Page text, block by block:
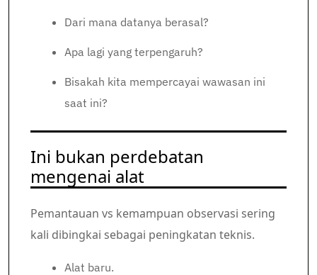
Dari mana datanya berasal?
Apa lagi yang terpengaruh?
Bisakah kita mempercayai wawasan ini
saat ini?
Ini bukan perdebatan
mengenai alat
Pemantauan vs kemampuan observasi sering
kali dibingkai sebagai peningkatan teknis.
Alat baru.